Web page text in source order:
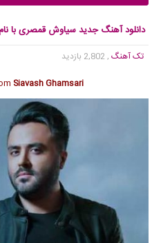
دانلود آهنگ جدید سیاوش قمصری با
تک آهنگ , 2,802 بازدید
Siavash Ghamsari